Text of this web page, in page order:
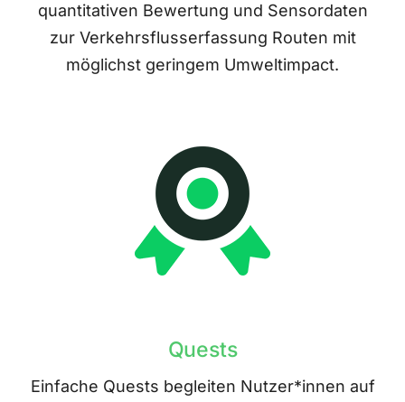
quantitativen Bewertung und Sensordaten
zur Verkehrsflusserfassung Routen mit
möglichst geringem Umweltimpact.
Quests
Einfache Quests begleiten Nutzer*innen auf